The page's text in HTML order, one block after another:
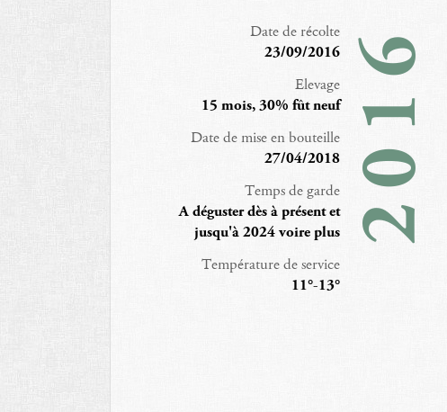
Date de récolte
23/09/2016
Elevage
15 mois, 30% fût neuf
Date de mise en bouteille
27/04/2018
Temps de garde
A déguster dès à présent et
jusqu'à 2024 voire plus
Température de service
11°-13°
2016